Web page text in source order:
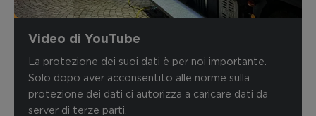
Video di YouTube
La protezione dei suoi dati è per noi importante.
Solo dopo aver acconsentito alle norme sulla
protezione dei dati ci autorizza a caricare dati da
server di terze parti.